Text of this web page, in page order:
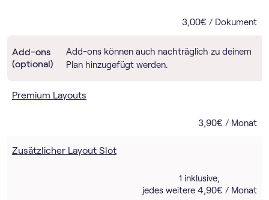
3,00€ / Dokument
Add-ons
(optional)
Add-ons können auch nachträglich zu deinem
Plan hinzugefügt werden.
Premium Layouts
3,90€ / Monat
Zusätzlicher Layout Slot
1 inklusive,
jedes weitere 4,90€ / Monat